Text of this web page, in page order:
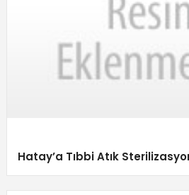
Hatay’a Tıbbi Atık